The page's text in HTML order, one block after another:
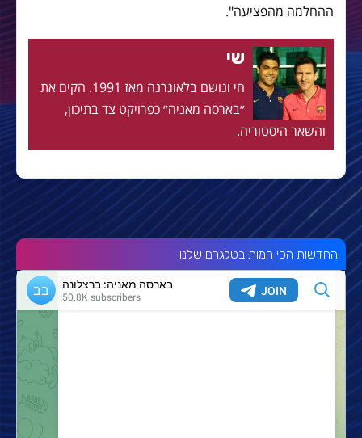
ההחלמה מהפציעה".
שי
חי ונושם בלאוגרנה מאז 1991. הקים את
״בארסה מאניה״ כפרויקט צד בתיכון,
והשאר היסטוריה.
החדשות הכי חמות בטלגרם שלנו